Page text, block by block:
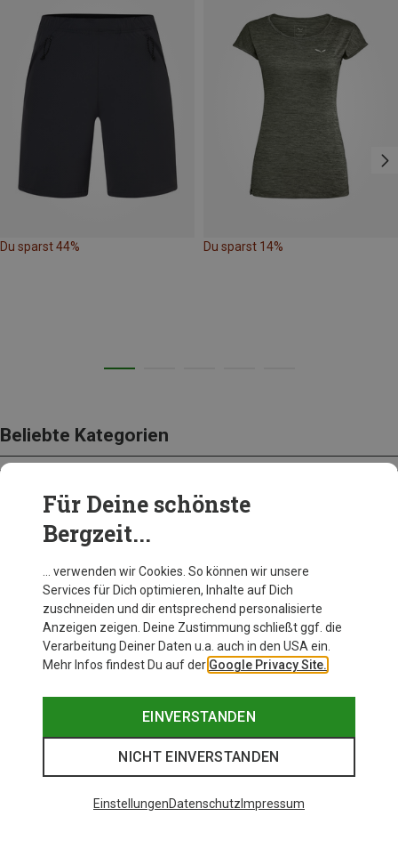
Du sparst 44% Du sparst 14%
Beliebte Kategorien
BEKLEIDUNG
Für Deine schönste
Bergzeit...
… verwenden wir Cookies. So können wir unsere
Services für Dich optimieren, Inhalte auf Dich
zuschneiden und dir entsprechend personalisierte
Anzeigen zeigen. Deine Zustimmung schließt ggf. die
Verarbeitung Deiner Daten u.a. auch in den USA ein.
Mehr Infos findest Du auf der Google Privacy Site.
EINVERSTANDEN
NICHT EINVERSTANDEN
EinstellungenDatenschutz Impressum